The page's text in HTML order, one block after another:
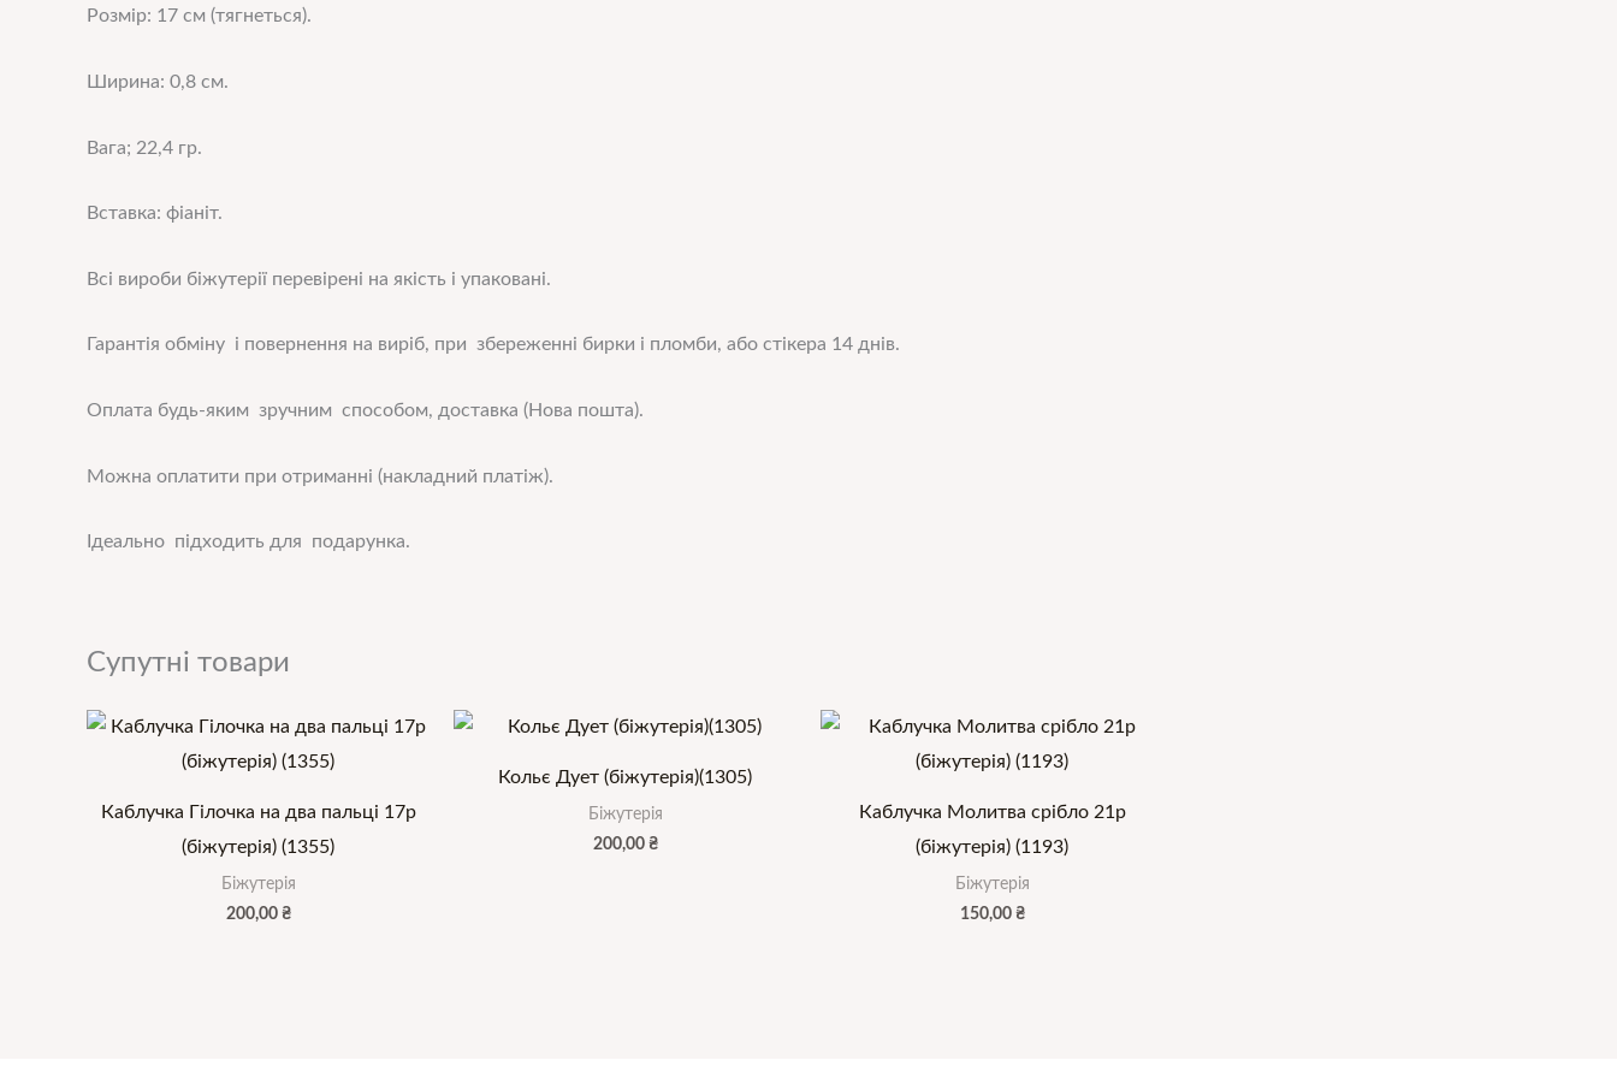
Розмір: 17 см (тягнеться).
Ширина: 0,8 см.
Вага; 22,4 гр.
Вставка: фіаніт.
Всі вироби біжутерії перевірені на якість і упаковані.
Гарантія обміну і повернення на виріб, при збереженні бирки і пломби, або стікера 14 днів.
Оплата будь-яким зручним способом, доставка (Нова пошта).
Можна оплатити при отриманні (накладний платіж).
Ідеально підходить для подарунка.
Супутні товари
Каблучка Гілочка на два пальці 17р
(біжутерія) (1355)
Біжутерія
200,00 ₴
Кольє Дует (біжутерія)(1305)
Біжутерія
200,00 ₴
Каблучка Молитва срібло 21р
(біжутерія) (1193)
Біжутерія
150,00 ₴